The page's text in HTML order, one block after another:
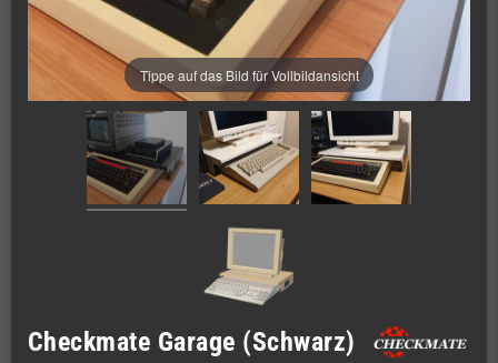
Tippe auf das Bild für Vollbildansicht
Checkmate Garage (Schwarz)